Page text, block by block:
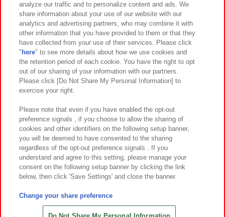
イベント・キャンペーン
関連会社 サステナビリティ サイトポリシー
プライバシーポリシー ウェブアクセシビリティ方針と検証結果
お取引先さまとともに
カスタマーハラスメント対応方針 よくあるご質問・お問い合わせ
©Bandai Namco Amusement Inc.
©Bandai Namco Amusement Lab Inc.
©HANAYASHIKI Co., Ltd. All Rights Reserved.
analyze our traffic and to personalize content and ads. We
share information about your use of our website with our
analytics and advertising partners, who may combine it with
other information that you have provided to them or that they
have collected from your use of their services. Please click
" here" to see more details about how we use cookies and
the retention period of each cookie. You have the right to opt
out of our sharing of your information with our partners.
Please click [Do Not Share My Personal Information] to
exercise your right.
Please note that even if you have enabled the opt-out
preference signals , if you choose to allow the sharing of
cookies and other identifiers on the following setup banner,
you will be deemed to have consented to the sharing
regardless of the opt-out preference signals . If you
understand and agree to this setting, please manage your
consent on the following setup banner by clicking the link
below, then click 'Save Settings' and close the banner.
Change your share preference